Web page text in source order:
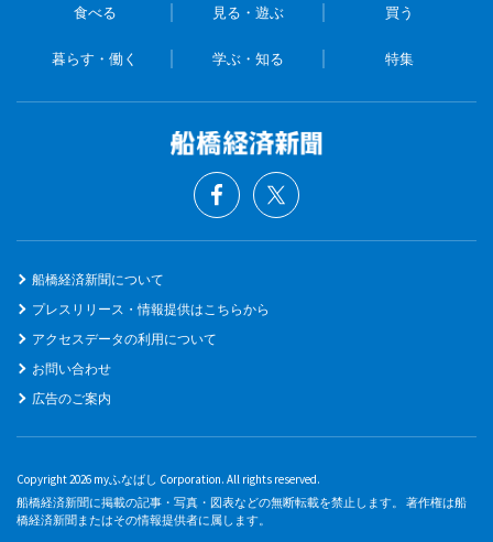
食べる 見る・遊ぶ 買う
暮らす・働く 学ぶ・知る 特集
船橋経済新聞について
プレスリリース・情報提供はこちらから
アクセスデータの利用について
お問い合わせ
広告のご案内
Copyright 2026 myふなばし Corporation. All rights reserved.
船橋経済新聞に掲載の記事・写真・図表などの無断転載を禁止します。 著作権は船
橋経済新聞またはその情報提供者に属します。